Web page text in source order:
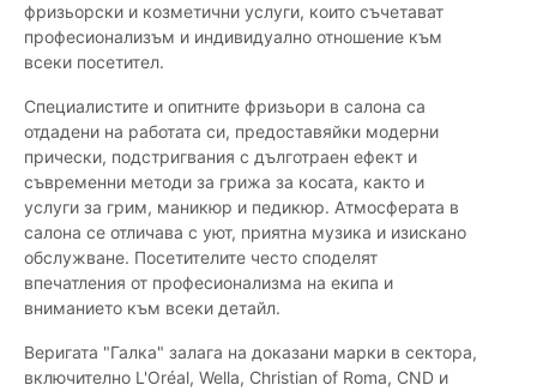
фризьорски и козметични услуги, които съчетават
професионализъм и индивидуално отношение към
всеки посетител.
Специалистите и опитните фризьори в салона са
отдадени на работата си, предоставяйки модерни
прически, подстригвания с дълготраен ефект и
съвременни методи за грижа за косата, както и
услуги за грим, маникюр и педикюр. Атмосферата в
салона се отличава с уют, приятна музика и изискано
обслужване. Посетителите често споделят
впечатления от професионализма на екипа и
вниманието към всеки детайл.
Веригата "Галка" залага на доказани марки в сектора,
включително L'Oréal, Wella, Christian of Roma, CND и